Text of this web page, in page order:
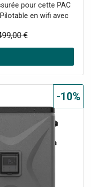
pour cette PAC
en wifi avec
€
-10%